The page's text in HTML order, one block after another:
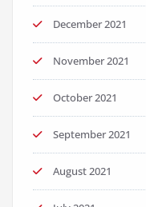
December 2021
November 2021
October 2021
September 2021
August 2021